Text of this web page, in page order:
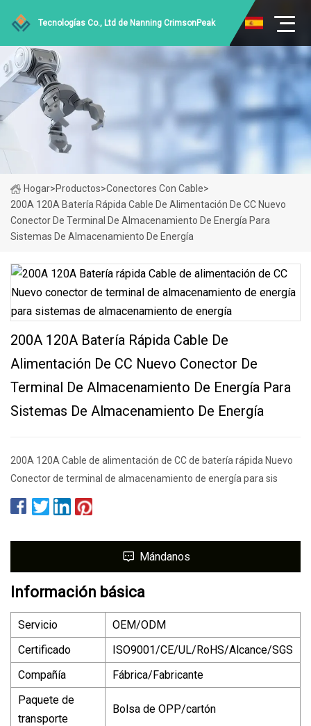
Tecnologías Co., Ltd de Nanning CrimsonPeak
Hogar>Productos>Conectores Con Cable>
200A 120A Batería Rápida Cable De Alimentación De CC Nuevo
Conector De Terminal De Almacenamiento De Energía Para
Sistemas De Almacenamiento De Energía
200A 120A Batería Rápida Cable De
Alimentación De CC Nuevo Conector De
Terminal De Almacenamiento De Energía Para
Sistemas De Almacenamiento De Energía
200A 120A Cable de alimentación de CC de batería rápida Nuevo
Conector de terminal de almacenamiento de energía para sis
Mándanos
Información básica
Servicio
OEM/ODM
Certificado
ISO9001/CE/UL/RoHS/Alcance/SGS
Compañía
Fábrica/Fabricante
Paquete de
transporte
Bolsa de OPP/cartón